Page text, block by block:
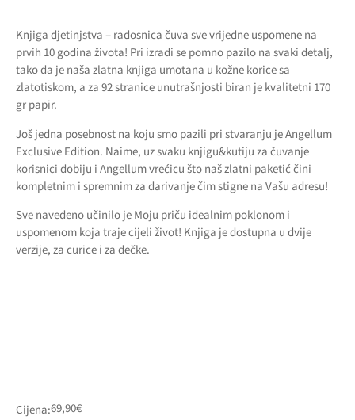
Knjiga djetinjstva – radosnica čuva sve vrijedne uspomene na
prvih 10 godina života! Pri izradi se pomno pazilo na svaki detalj,
tako da je naša zlatna knjiga umotana u kožne korice sa
zlatotiskom, a za 92 stranice unutrašnjosti biran je kvalitetni 170
gr papir.
Još jedna posebnost na koju smo pazili pri stvaranju je Angellum
Exclusive Edition. Naime, uz svaku knjigu&kutiju za čuvanje
korisnici dobiju i Angellum vrećicu što naš zlatni paketić čini
kompletnim i spremnim za darivanje čim stigne na Vašu adresu!
Sve navedeno učinilo je Moju priču idealnim poklonom i
uspomenom koja traje cijeli život! Knjiga je dostupna u dvije
verzije, za curice i za dečke.
Cijena:69,90€